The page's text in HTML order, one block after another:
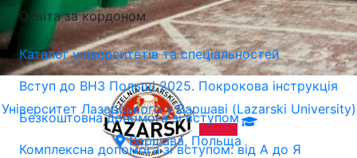
Університет Лазарського у Варшаві (Lazarski University)
Варшава, Польща
Освіта за кордоном
Каталог університетів та спеціальностей
Вступ до ВНЗ Польщі 2025. Покрокова інструкція
Безкоштовна допомога зі вступом
Комплексна допомога зі вступом: від А до Я